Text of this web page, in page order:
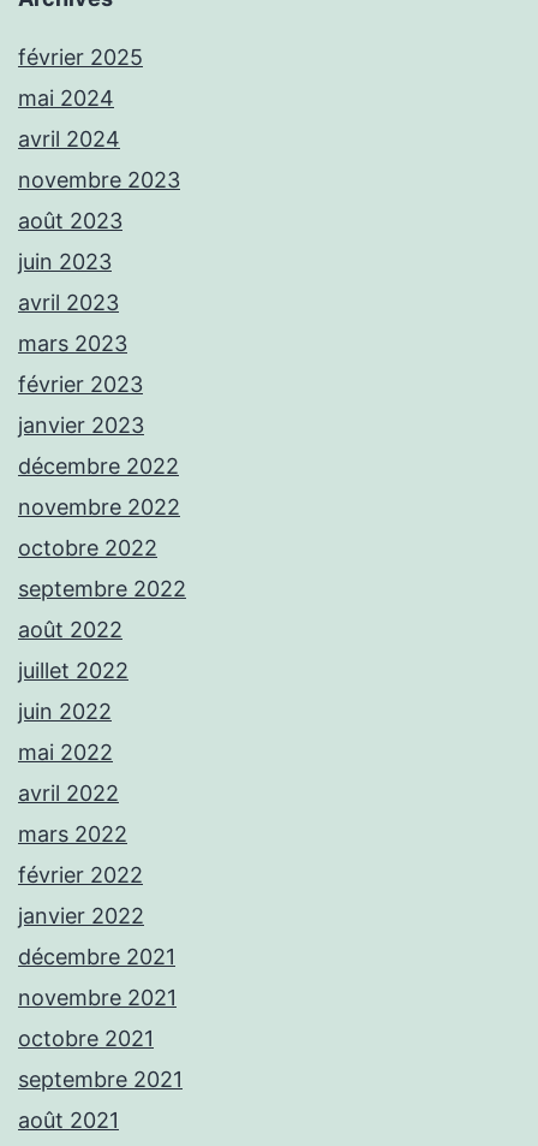
février 2025
mai 2024
avril 2024
novembre 2023
août 2023
juin 2023
avril 2023
mars 2023
février 2023
janvier 2023
décembre 2022
novembre 2022
octobre 2022
septembre 2022
août 2022
juillet 2022
juin 2022
mai 2022
avril 2022
mars 2022
février 2022
janvier 2022
décembre 2021
novembre 2021
octobre 2021
septembre 2021
août 2021